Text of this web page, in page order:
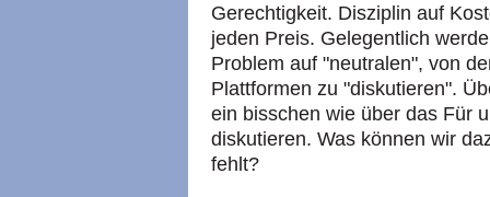
Gerechtigkeit. Disziplin auf
jeden Preis. Gelegentlich
Problem auf "neutralen", von
Plattformen zu "diskutieren".
ein bisschen wie über das Für
diskutieren. Was können wir
fehlt?